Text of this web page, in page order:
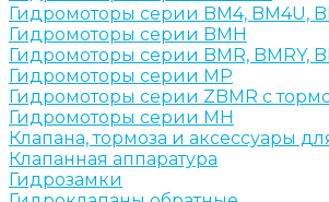
Гидромоторы серии BМ4, BM4U,
Гидромоторы серии BМH
Гидромоторы серии BМR, BMRY,
Гидромоторы серии MP
Гидромоторы серии ZBMR с
Гидромоторы серии МH
Клапана, тормоза и аксессуары
Клапанная аппаратура
Гидрозамки